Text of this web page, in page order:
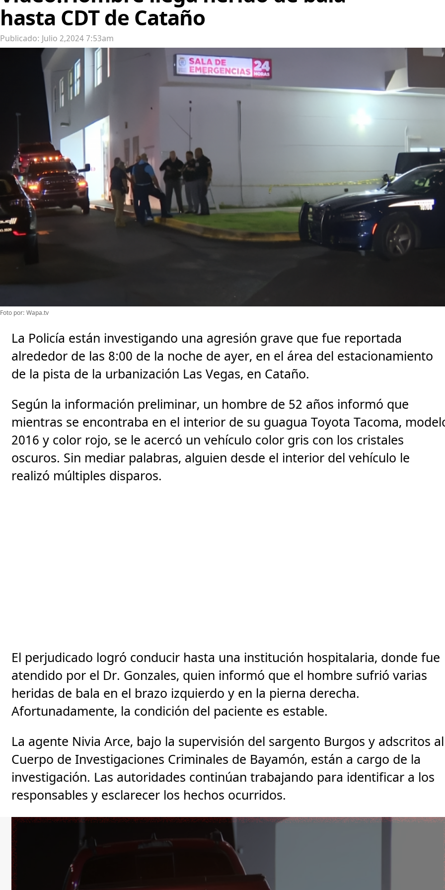
hasta CDT de Cataño
Publicado: Julio 2,2024 7:53am
Foto por: Wapa.tv
La Policía están investigando una agresión grave que fue reportada
alrededor de las 8:00 de la noche de ayer, en el área del estacionamiento
de la pista de la urbanización Las Vegas, en Cataño.
Según la información preliminar, un hombre de 52 años informó que
mientras se encontraba en el interior de su guagua Toyota Tacoma,
2016 y color rojo, se le acercó un vehículo color gris con los cristales
oscuros. Sin mediar palabras, alguien desde el interior del vehículo le
realizó múltiples disparos.
El perjudicado logró conducir hasta una institución hospitalaria, donde fue
atendido por el Dr. Gonzales, quien informó que el hombre sufrió varias
heridas de bala en el brazo izquierdo y en la pierna derecha.
Afortunadamente, la condición del paciente es estable.
La agente Nivia Arce, bajo la supervisión del sargento Burgos y adscritos al
Cuerpo de Investigaciones Criminales de Bayamón, están a cargo de la
investigación. Las autoridades continúan trabajando para identificar a los
responsables y esclarecer los hechos ocurridos.